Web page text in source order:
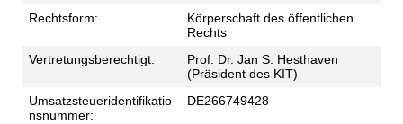
Rechtsform:
Körperschaft des öffentlichen
Rechts
Vertretungsberechtigt:
Prof. Dr. Jan S. Hesthaven
(Präsident des KIT)
Umsatzsteueridentifikatio
nsnummer:
DE266749428